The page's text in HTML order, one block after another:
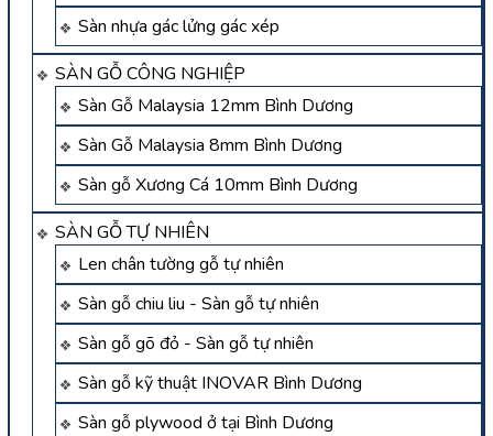
Sàn nhựa gác lửng gác xép
SÀN GỖ CÔNG NGHIỆP
Sàn Gỗ Malaysia 12mm Bình Dương
Sàn Gỗ Malaysia 8mm Bình Dương
Sàn gỗ Xương Cá 10mm Bình Dương
SÀN GỖ TỰ NHIÊN
Len chân tường gỗ tự nhiên
Sàn gỗ chiu liu - Sàn gỗ tự nhiên
Sàn gỗ gõ đỏ - Sàn gỗ tự nhiên
Sàn gỗ kỹ thuật INOVAR Bình Dương
Sàn gỗ plywood ở tại Bình Dương